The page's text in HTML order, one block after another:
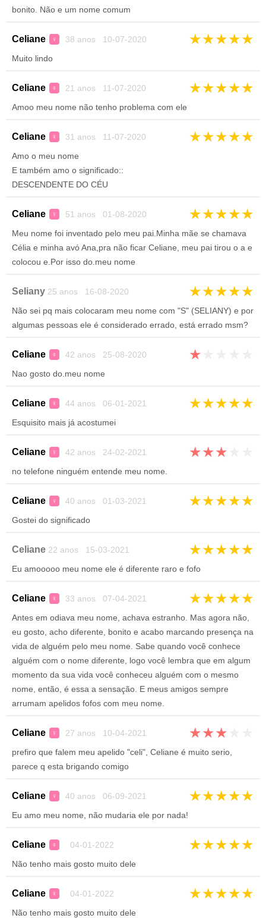
bonito. Não e um nome comum
Celiane ♀ 38 anos 10-07-2020 ★★★★★
Muito lindo
Celiane ♀ 21 anos 11-07-2020 ★★★★★
Amoo meu nome não tenho problema com ele
Celiane ♀ 31 anos 11-07-2020 ★★★★★
Amo o meu nome
E também amo o significado::
DESCENDENTE DO CÉU
Celiane ♀ 51 anos 01-08-2020 ★★★★★
Meu nome foi inventado pelo meu pai.Minha mãe se chamava
Célia e minha avó Ana,pra não ficar Celiane, meu pai tirou o a e
colocou e.Por isso do.meu nome
Seliany 25 anos 16-08-2020 ★★★★★
Não sei pq mais colocaram meu nome com "S" (SELIANY) e por
algumas pessoas ele é considerado errado, está errado msm?
Celiane ♀ 42 anos 25-08-2020 ★
Nao gosto do.meu nome
Celiane ♀ 44 anos 06-01-2021 ★★★★★
Esquisito mais já acostumei
Celiane ♀ 42 anos 24-02-2021 ★★★
no telefone ninguém entende meu nome.
Celiane ♀ 40 anos 01-03-2021 ★★★★★
Gostei do significado
Celiane 22 anos 15-03-2021 ★★★★★
Eu amooooo meu nome ele é diferente raro e fofo
Celiane ♀ 33 anos 07-04-2021 ★★★★★
Antes em odiava meu nome, achava estranho. Mas agora não,
eu gosto, acho diferente, bonito e acabo marcando presença na
vida de alguém pelo meu nome. Sabe quando você conhece
alguém com o nome diferente, logo você lembra que em algum
momento da sua vida você conheceu alguém com o mesmo
nome, então, é essa a sensação. E meus amigos sempre
arrumam apelidos fofos com meu nome.
Celiane ♀ 27 anos 10-04-2021 ★★★
prefiro que falem meu apelido "celi", Celiane é muito serio,
parece q esta brigando comigo
Celiane ♀ 40 anos 06-09-2021 ★★★★★
Eu amo meu nome, não mudaria ele por nada!
Celiane ♀ 04-01-2022 ★★★★★
Não tenho mais gosto muito dele
Celiane ♀ 04-01-2022 ★★★★★
Não tenho mais gosto muito dele